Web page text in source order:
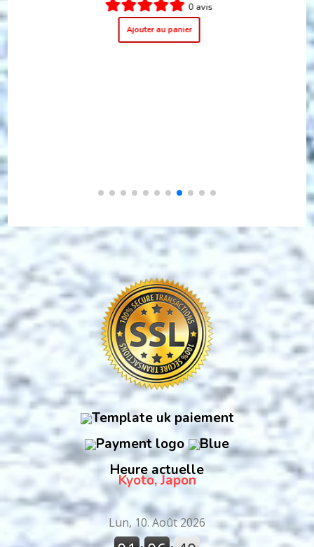
0 avis
Heure actuelle
Kyoto, Japon